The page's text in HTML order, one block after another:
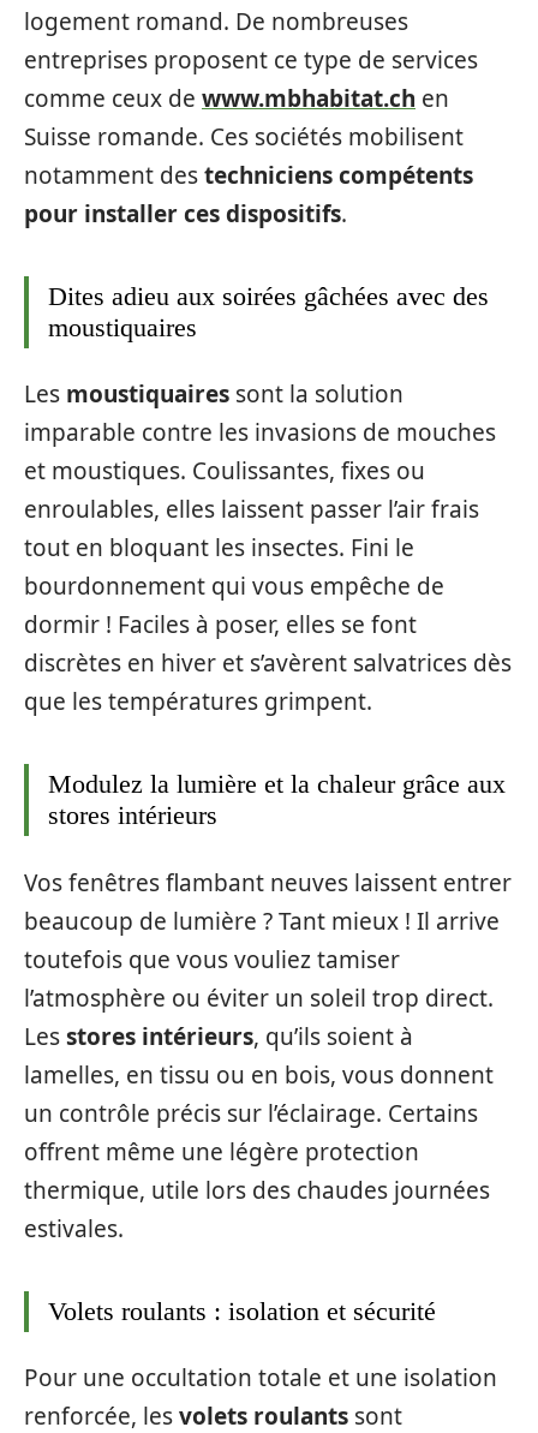
logement romand. De nombreuses
entreprises proposent ce type de services
comme ceux de www.mbhabitat.ch en
Suisse romande. Ces sociétés mobilisent
notamment destechniciens compétents
pour installer ces dispositifs.
Dites adieu aux soirées gâchées avec des
moustiquaires
Les moustiquaires sont la solution
imparable contre les invasions de mouches
et moustiques. Coulissantes, fixes ou
enroulables, elles laissent passer l’air frais
tout en bloquant les insectes. Fini le
bourdonnement qui vous empêche de
dormir ! Faciles à poser, elles se font
discrètes en hiver et s’avèrent salvatrices dès
que les températures grimpent.
Modulez la lumière et la chaleur grâce aux
stores intérieurs
Vos fenêtres flambant neuves laissent entrer
beaucoup de lumière ? Tant mieux ! Il arrive
toutefois que vous vouliez tamiser
l’atmosphère ou éviter un soleil trop direct.
Lesstores intérieurs, qu’ils soient à
lamelles, en tissu ou en bois, vous donnent
un contrôle précis sur l’éclairage. Certains
offrent même une légère protection
thermique, utile lors des chaudes journées
estivales.
Volets roulants : isolation et sécurité
Pour une occultation totale et une isolation
renforcée, lesvolets roulants sont